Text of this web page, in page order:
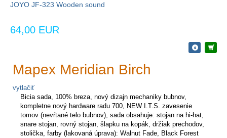
JOYO JF-323 Wooden sound
64,00 EUR
Mapex Meridian Birch
vytlačiť
Bicia sada, 100% breza, nový dizajn mechaniky bubnov,
kompletne nový hardware radu 700, NEW I.T.S. zavesenie
tomov (nevŕtané telo bubnov), sada obsahuje: stojan na hi-hat,
snare stojan, rovný stojan, šlapku na kopák, držiak prechodov,
stolička, farby (lakovaná úprava): Walnut Fade, Black Forest